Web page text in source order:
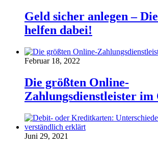
Geld sicher anlegen –
helfen dabei!
Februar 18, 2022
Die größten Online-
Zahlungsdienstleister im
Juni 29, 2021